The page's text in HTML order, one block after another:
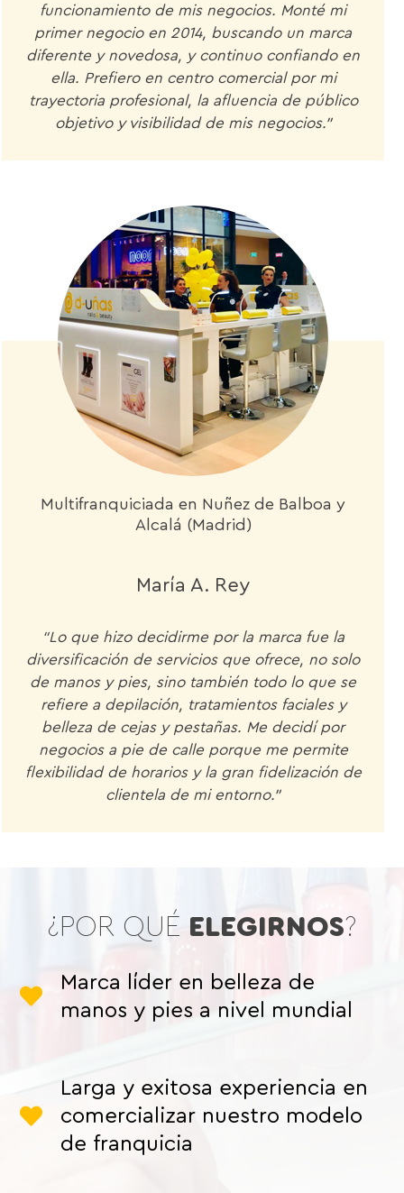
funcionamiento de mis negocios. Monté mi
primer negocio en 2014, buscando un marca
diferente y novedosa, y continuo confiando en
ella. Prefiero en centro comercial por mi
trayectoria profesional, la afluencia de público
objetivo y visibilidad de mis negocios.”
Multifranquiciada en Nuñez de Balboa y
Alcalá (Madrid)
María A. Rey
“Lo que hizo decidirme por la marca fue la
diversificación de servicios que ofrece, no solo
de manos y pies, sino también todo lo que se
refiere a depilación, tratamientos faciales y
belleza de cejas y pestañas. Me decidí por
negocios a pie de calle porque me permite
flexibilidad de horarios y la gran fidelización de
clientela de mi entorno.”
¿POR QUÉ ELEGIRNOS?
Marca líder en belleza de
manos y pies a nivel mundial
Larga y exitosa experiencia en
comercializar nuestro modelo
de franquicia